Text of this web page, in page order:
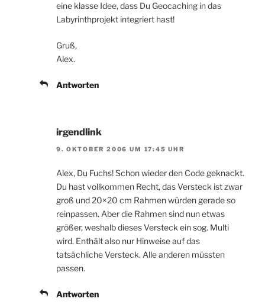
eine klasse Idee, dass Du Geocaching in das
Labyrinthprojekt integriert hast!
Gruß,
Alex.
Antworten
irgendlink
9. OKTOBER 2006 UM 17:45 UHR
Alex, Du Fuchs! Schon wieder den Code geknackt.
Du hast vollkommen Recht, das Versteck ist zwar
groß und 20×20 cm Rahmen würden gerade so
reinpassen. Aber die Rahmen sind nun etwas
größer, weshalb dieses Versteck ein sog. Multi
wird. Enthält also nur Hinweise auf das
tatsächliche Versteck. Alle anderen müssten
passen.
Antworten